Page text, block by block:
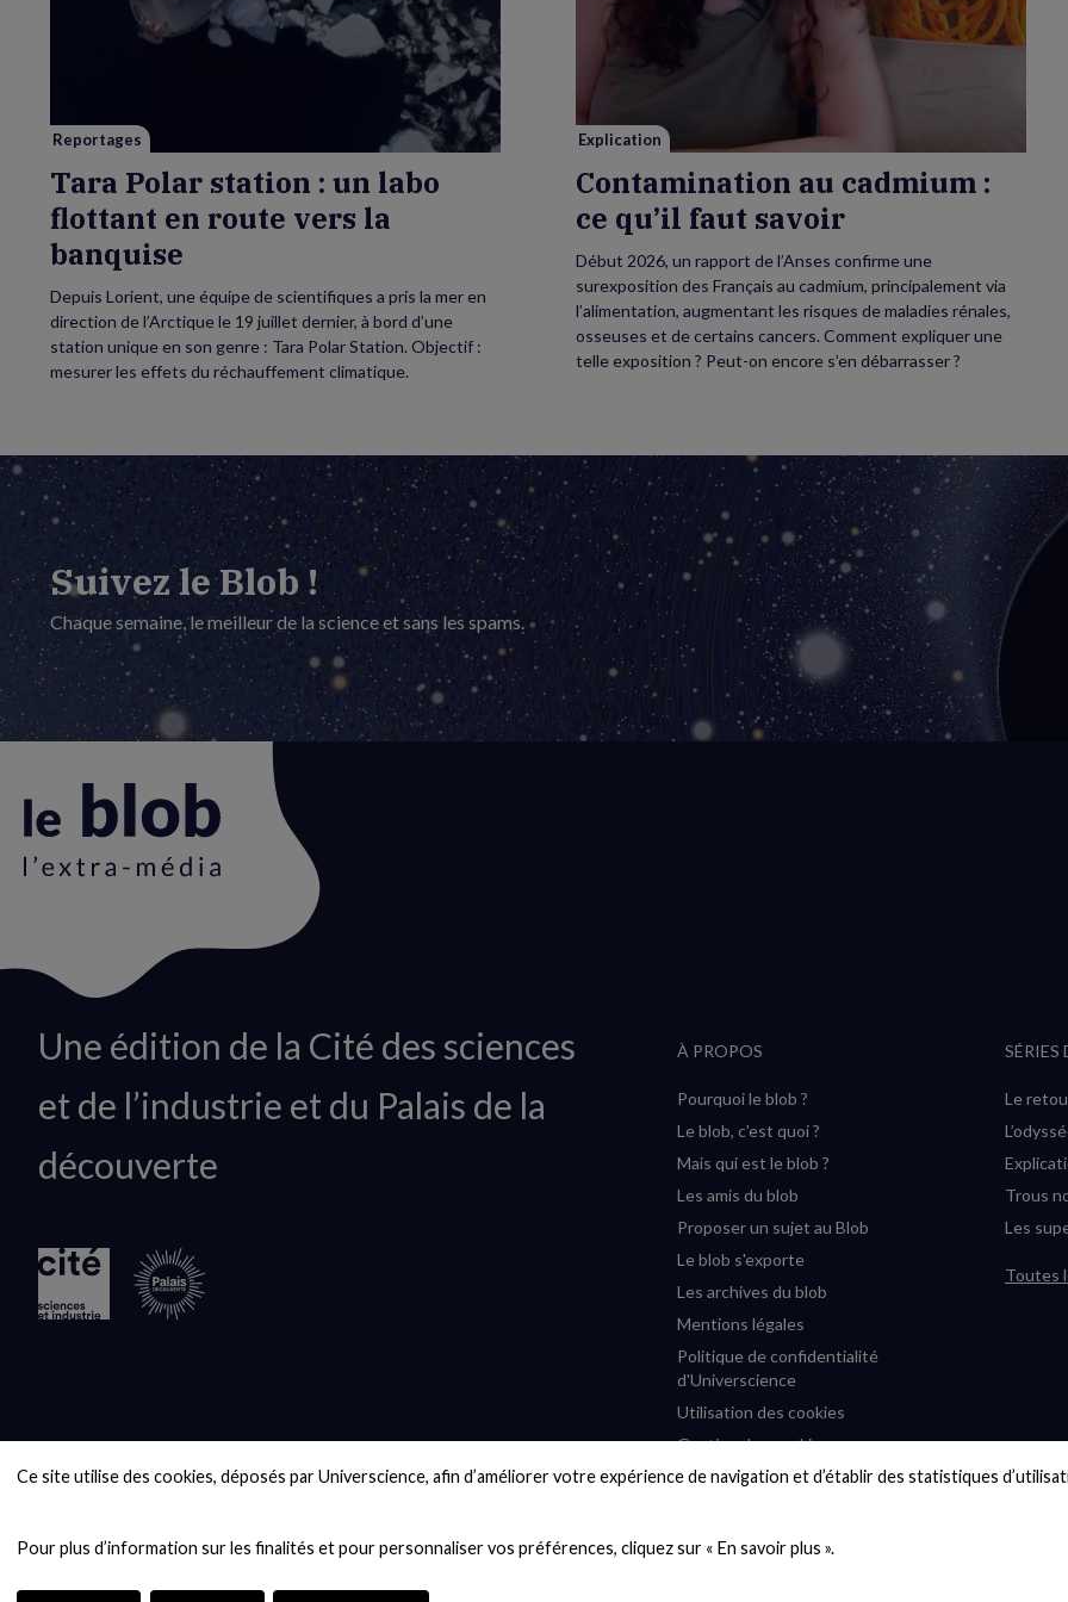
Ce site utilise des cookies, déposés par Universcience, afin d’améliorer votre expérience de navigation et d’établir des statistiques
Polar
station
:
la
Reportages
Tara Polar station : un labo
flottant en route vers la
banquise
Depuis Lorient, une équipe de scientifiques a pris la mer en
direction de l’Arctique le 19 juillet dernier, à bord d’une
station unique en son genre : Tara Polar Station. Objectif :
mesurer les effets du réchauffement climatique.
au
cadmium :
ce
Explication
Contamination au cadmium :
ce qu’il faut savoir
Début 2026, un rapport de l’Anses confirme une
surexposition des Français au cadmium, principalement via
l’alimentation, augmentant les risques de maladies rénales,
osseuses et de certains cancers. Comment expliquer une
telle exposition ? Peut-on encore s’en débarrasser ?
Suivez le Blob !
Chaque semaine, le meilleur de la science et sans les spams.
Animation
logo
Une édition de la Cité des sciences
et de l’industrie et du Palais de la
découverte
À PROPOS
Pourquoi le blob ?
Le blob, c'est quoi ?
Mais qui est le blob ?
Les amis du blob
Proposer un sujet au Blob
Le blob s'exporte
Les archives du blob
Mentions légales
Politique de confidentialité
d'Universcience
Utilisation des cookies
Gestion des cookies
Accessibilité : partiellement
SÉRIES
Le
Trous
Les
Toutes